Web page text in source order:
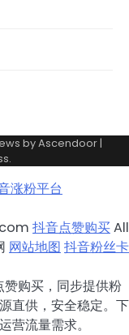
byAscendoor|
.
涨粉平台
抖音点赞购买All
网站地图 抖音粉丝卡
购买，同步提供粉
直供，安全稳定。下
营流量需求。